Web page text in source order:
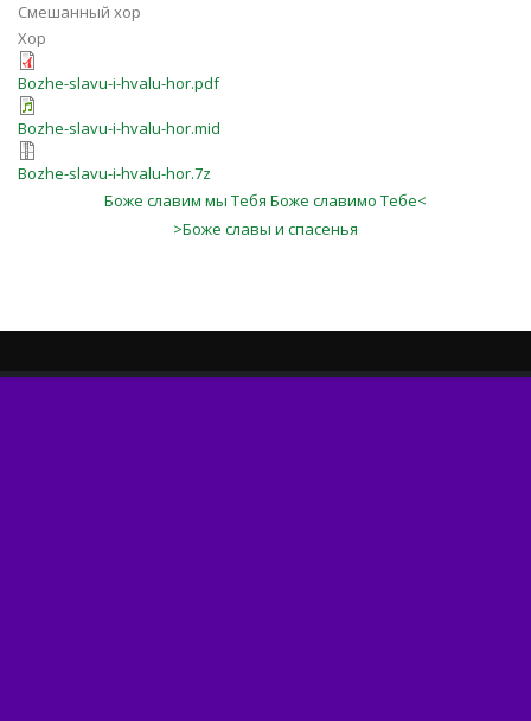
Смешанный хор
Хор
Bozhe-slavu-i-hvalu-hor.pdf
Bozhe-slavu-i-hvalu-hor.mid
Bozhe-slavu-i-hvalu-hor.7z
Боже славим мы Тебя Боже славимо Тебе<
>Боже славы и спасенья